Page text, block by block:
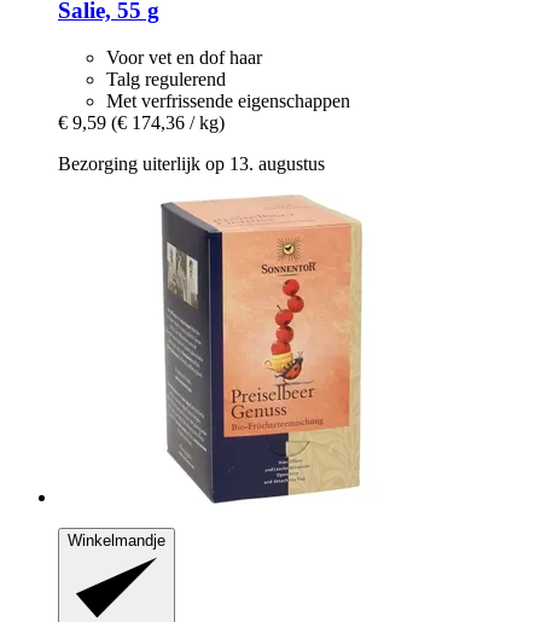
Salie, 55 g
Voor vet en dof haar
Talg regulerend
Met verfrissende eigenschappen
€ 9,59 (€ 174,36 / kg)
Bezorging uiterlijk op 13. augustus
Winkelmandje